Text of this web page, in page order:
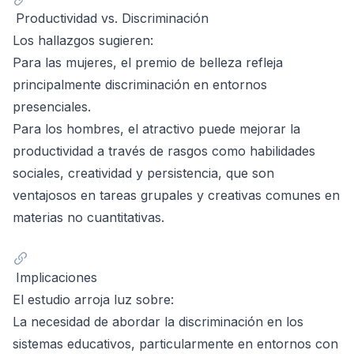
Productividad vs. Discriminación
Los hallazgos sugieren:
Para las mujeres, el premio de belleza refleja
principalmente discriminación en entornos
presenciales.
Para los hombres, el atractivo puede mejorar la
productividad a través de rasgos como habilidades
sociales, creatividad y persistencia, que son
ventajosos en tareas grupales y creativas comunes en
materias no cuantitativas.
Implicaciones
El estudio arroja luz sobre:
La necesidad de abordar la discriminación en los
sistemas educativos, particularmente en entornos con